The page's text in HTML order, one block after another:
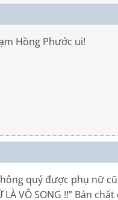
Hồng Phước ui!
quý được phụ nữ
LÀ VÔ SONG !!” Bản